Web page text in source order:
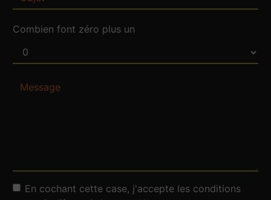
Combien font zéro plus un
En cochant cette case, j'accepte les conditions